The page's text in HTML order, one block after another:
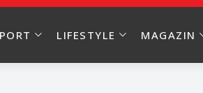
LIFESTYLE MAGAZIN